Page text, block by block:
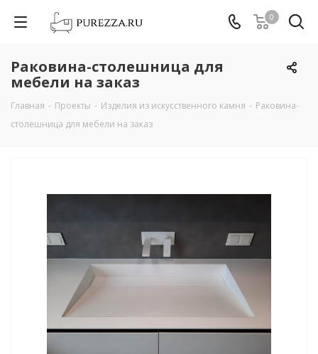
0
Раковина-столешница для
мебели на заказ
Главная - Проекты - Изделия из искусственного камня - Раковина-
столешница для мебели на заказ